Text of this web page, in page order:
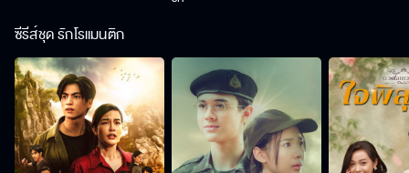
ซีรีส์ชุด รักโรแมนติก